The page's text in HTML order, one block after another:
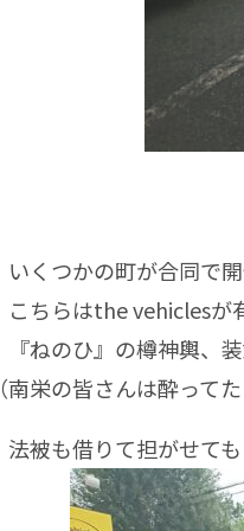
いくつかの町が合同で
こちらはthe vehiclesが
『ねのひ』の樽神輿、装
（南栄の皆さんは酔ってた
法被も借りて担がせても